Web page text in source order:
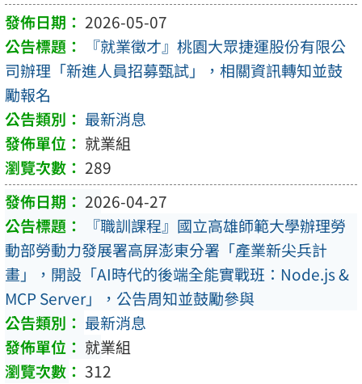
2026-05-07
『就業徵才』桃園大眾捷運股份有限公
司辦理「新進人員招募甄試」，相關資訊轉知並鼓
勵報名
最新消息
就業組
289
2026-04-27
『職訓課程』國立高雄師範大學辦理勞
動部勞動力發展署高屏澎東分署「產業新尖兵計
畫」，開設「AI時代的後端全能實戰班：Node.js &
MCP Server」，公告周知並鼓勵參與
最新消息
就業組
312